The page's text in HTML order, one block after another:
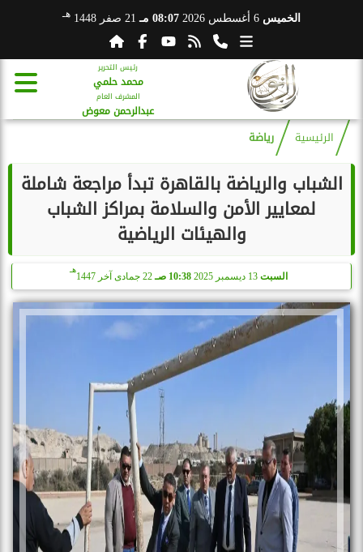
الخميس 08:07 مـ 21 صفر 1448 هـ
رئيس التحرير
محمد حلمي
المشرف العام
عبدالرحمن معوض
الرئيسية رياضة
الشباب والرياضة بالقاهرة تبدأ مراجعة شاملة
لمعايير الأمن والسلامة بمراكز الشباب
والهيئات الرياضية
السبت 13 ديسمبر 2025 10:38 صـ 22 جمادى آخر 1447
هـ